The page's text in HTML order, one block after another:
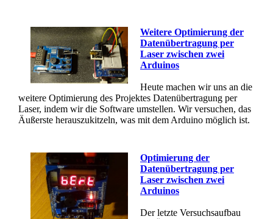
Weitere Optimierung der
Datenübertragung per
Laser zwischen zwei
Arduinos
Heute machen wir uns an die
weitere Optimierung des Projektes Datenübertragung per
Laser, indem wir die Software umstellen. Wir versuchen, das
Äußerste herauszukitzeln, was mit dem Arduino möglich ist.
Optimierung der
Datenübertragung per
Laser zwischen zwei
Arduinos
Der letzte Versuchsaufbau